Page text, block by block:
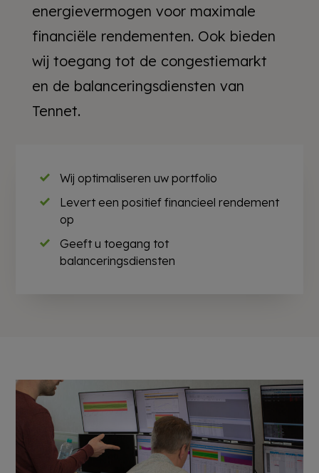
energievermogen voor maximale
financiële rendementen. Ook bieden
wij toegang tot de congestiemarkt
en de balanceringsdiensten van
Tennet.
Wij optimaliseren uw portfolio
Levert een positief financieel rendement
op
Geeft u toegang tot
balanceringsdiensten